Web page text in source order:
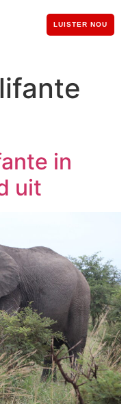
LUISTER NOU
in
uit